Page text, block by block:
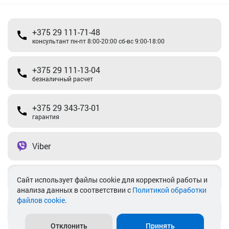
+375 29 111-71-48
консультант пн-пт 8:00-20:00 сб-вс 9:00-18:00
+375 29 111-13-04
безналичный расчет
+375 29 343-73-01
гарантия
Viber
Telegram
Cайт использует файлы cookie для корректной работы и
анализа данных в соответствии с Политикой обработки
файлов cookie.
Отклонить Принять